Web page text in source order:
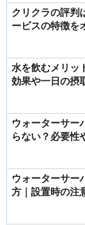
クリクラの評判
ービスの特徴を
水を飲むメリッ
効果や一日の摂
ウォーターサー
らない？必要性
ウォーターサー
方｜設置時の注